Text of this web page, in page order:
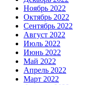
Ноябрь 2022
Октябрь 2022
Сентябрь 2022
Август 2022
Июль 2022
Июнь 2022
Май 2022
Апрель 2022
Март 2022